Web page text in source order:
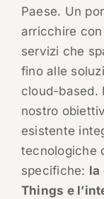
Paese. Un
arricchire con
servizi che
fino alle
cloud-based.
nostro
esistente
tecnologiche
specifiche: la
Things e